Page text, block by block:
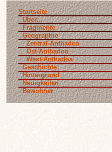
Startseite
Über...
Fragmente
Geographie
Zentral-Anthadoa
Ost-Anthadoa
West-Anthadoa
Geschichte
Hintergrund
Neuigkeiten
Bewohner